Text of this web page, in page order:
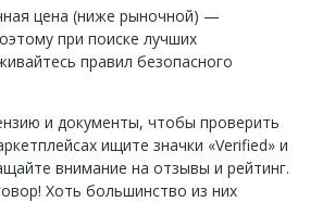
цена (ниже рыночной) —
при поиске лучших
правил безопасного
и документы, чтобы проверить
ищите значки «Verified» и
внимание на отзывы и рейтинг.
Хоть большинство из них